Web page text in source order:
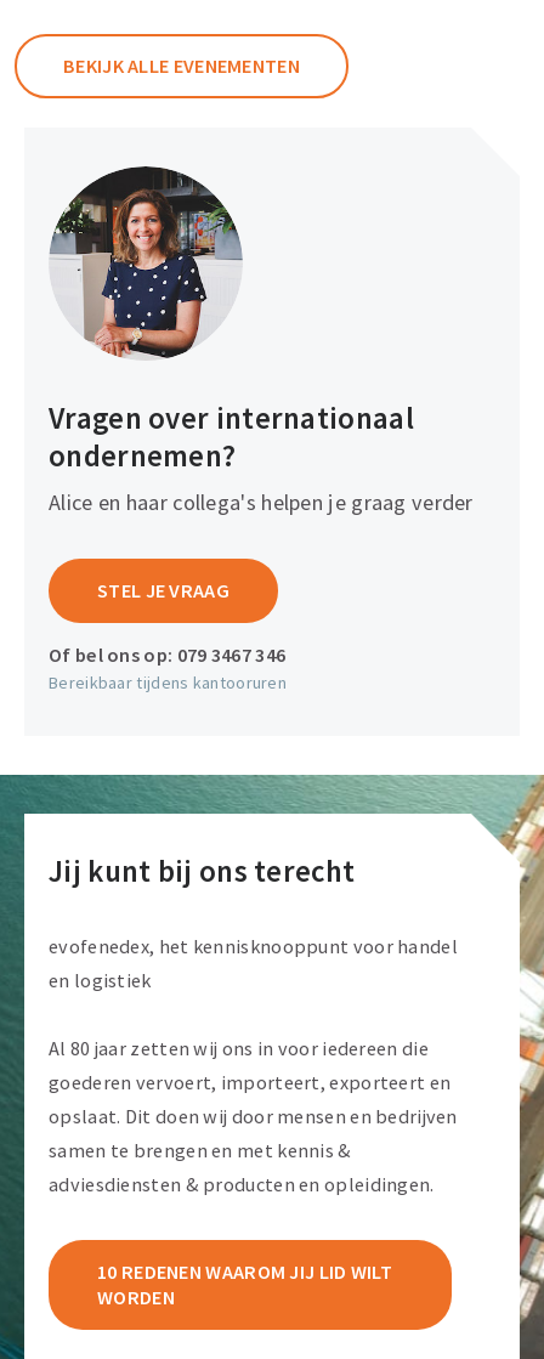
BEKIJK ALLE EVENEMENTEN
Vragen over internationaal
ondernemen?
Alice en haar collega's helpen je graag verder
STEL JE VRAAG
Of bel ons op: 079 3467 346
Bereikbaar tijdens kantooruren
Jij kunt bij ons terecht
evofenedex, het kennisknooppunt voor handel
en logistiek
Al 80 jaar zetten wij ons in voor iedereen die
goederen vervoert, importeert, exporteert en
opslaat. Dit doen wij door mensen en bedrijven
samen te brengen en met kennis &
adviesdiensten & producten en opleidingen.
10 REDENEN WAAROM JIJ LID WILT
WORDEN